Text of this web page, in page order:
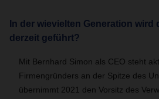
In der wievielten Generation wird
derzeit geführt?
Mit Bernhard Simon als CEO steht
Firmengründers an der Spitze des
übernimmt 2021 den Vorsitz des